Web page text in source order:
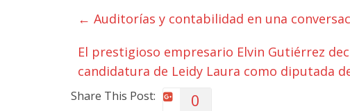
← Auditorías y contabilidad en una
El prestigioso empresario Elvin Gutiérrez
candidatura de Leidy Laura como diputada
Share This Post: 0